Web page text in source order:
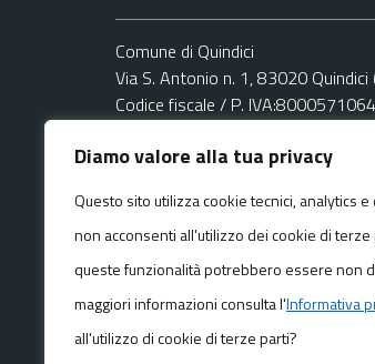
Diamo valore alla tua privacy
Questo sito utilizza cookie tecnici, analytics
non acconsenti all'utilizzo dei cookie di terze
queste funzionalità potrebbero essere non
maggiori informazioni consulta l'Informativa
all'utilizzo di cookie di terze parti?
Comune di Quindici
Via S. Antonio n. 1, 83020 Quindici
Codice fiscale / P.
Ufficio Relazioni con il Pubblico (URP)
PEC:
Centralino unico: +39 081